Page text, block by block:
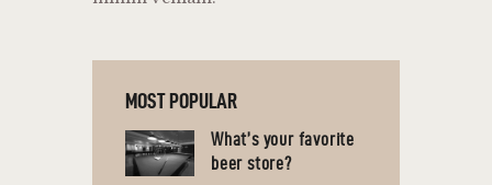
MOST POPULAR
What’s your favorite
beer store?